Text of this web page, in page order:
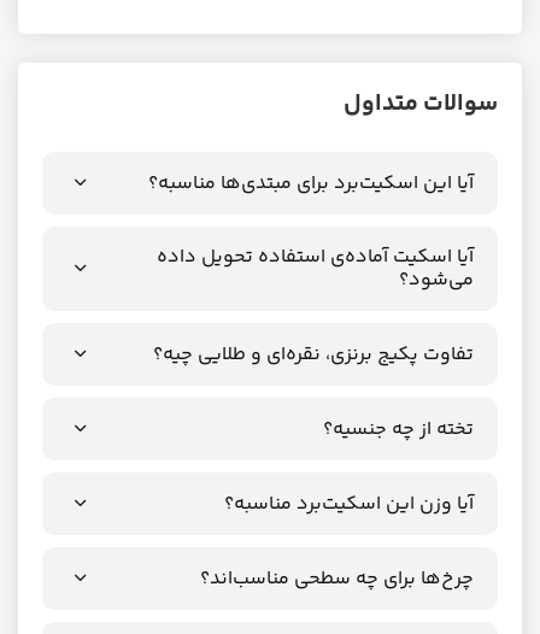
سوالات متداول
آیا این اسکیت‌برد برای مبتدی‌ها مناسبه؟
آیا اسکیت آماده‌ی استفاده تحویل داده
می‌شود؟
تفاوت پکیج برنزی، نقره‌ای و طلایی چیه؟
تخته از چه جنسیه؟
آیا وزن این اسکیت‌برد مناسبه؟
چرخ‌ها برای چه سطحی مناسب‌اند؟